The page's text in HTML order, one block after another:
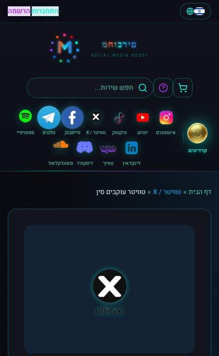
התחברות|הרשמה
M מחוברים
SOCIAL MEDIA BOOST
קרדיטים
אינסטגרם יוטיוב טיקטוק טוויטר / X פייסבוק טלגרם ספוטיפיי
לינקדאין טוויץ׳ דיסקורד סאונדקלאוד
דף הבית » טוויטר / X » טוויטר עוקבים סין